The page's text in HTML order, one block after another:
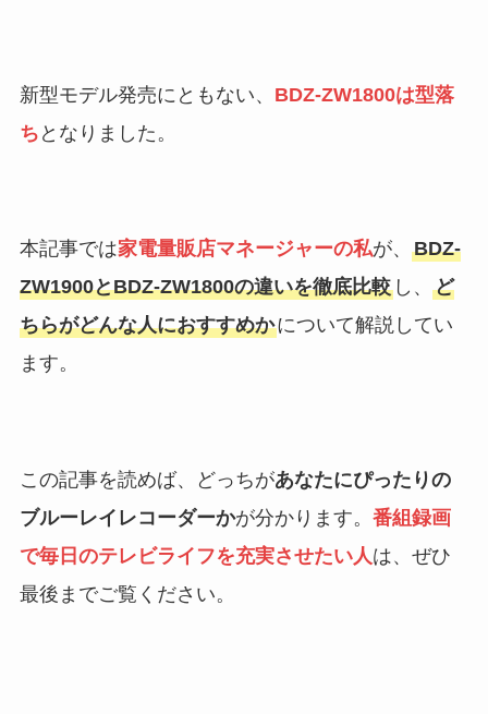
新型モデル発売にともない、 BDZ-ZW1800は型落
ち となりました。
本記事では家電量販店マネージャーの私が、 BDZ-
ZW1900とBDZ-ZW1800の違いを徹底比較し、 ど
ちらがどんな人におすすめかについて解説してい
ます。
この記事を読めば、どっちがあなたにぴったりの
ブルーレイレコーダーかが分かります。 番組録画
で毎日のテレビライフを充実させたい人は、ぜひ
最後までご覧ください。